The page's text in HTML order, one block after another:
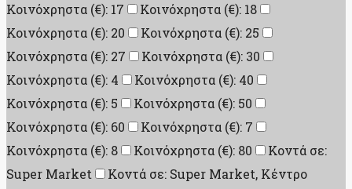
Κοινόχρηστα (€): 17
Κοινόχρηστα (€): 18
Κοινόχρηστα (€): 20
Κοινόχρηστα (€): 25
Κοινόχρηστα (€): 27
Κοινόχρηστα (€): 30
Κοινόχρηστα (€): 4
Κοινόχρηστα (€): 40
Κοινόχρηστα (€): 5
Κοινόχρηστα (€): 50
Κοινόχρηστα (€): 60
Κοινόχρηστα (€): 7
Κοινόχρηστα (€): 8
Κοινόχρηστα (€): 80
Κοντά σε:
Super Market
Κοντά σε: Super Market, Κέντρο